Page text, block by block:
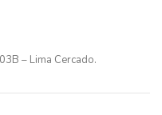
– Lima Cercado.